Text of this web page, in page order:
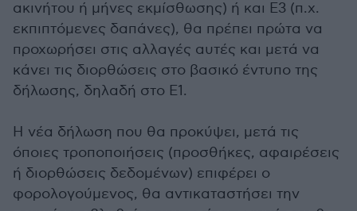
ακινήτου ή μήνες εκμίσθωσης) ή και Ε3 (π.χ.
εκπιπτόμενες δαπάνες), θα πρέπει πρώτα να
προχωρήσει στις αλλαγές αυτές και μετά να
κάνει τις διορθώσεις στο βασικό έντυπο της
δήλωσης, δηλαδή στο Ε1.
Η νέα δήλωση που θα προκύψει, μετά τις
όποιες τροποποιήσεις (προσθήκες, αφαιρέσεις
ή διορθώσεις δεδομένων) επιφέρει ο
φορολογούμενος, θα αντικαταστήσει την